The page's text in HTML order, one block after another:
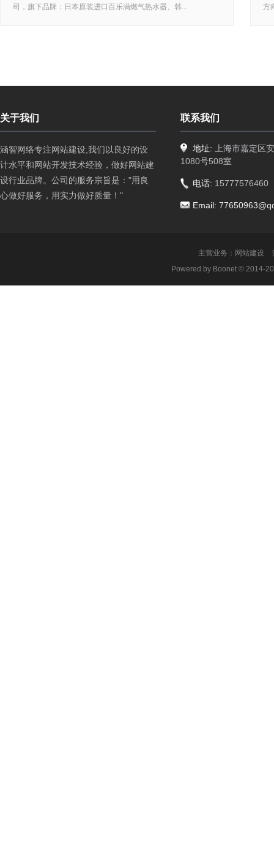
司，旗下品牌：日本原装进口百乐满燃气热水器、韩... 方
关于我们
涵智网络专注网站建设,我们以良好的设
计水平和网站开发技术经验，做好网站建
设行业品牌。公司的服务宗旨是："用良
心做好服务，用实力做好质量！"
联系我们
地址:
上海市嘉定区
1080号508室
电话: 15777576460
Email:
主营业务： 网站建设
Powered by Boonet © 2014-